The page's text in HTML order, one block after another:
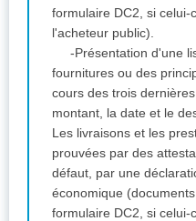
formulaire DC2, si celui-
l'acheteur public).
-Présentation d'une
fournitures ou des
cours des trois
montant, la date et le
Les livraisons et les
prouvées par des
défaut, par une
économique
formulaire DC2, si celui-